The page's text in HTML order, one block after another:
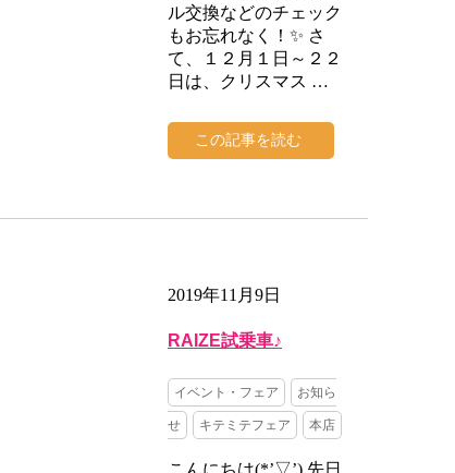
ル交換などのチェック
もお忘れなく！✨ さ
て、１２月１日～２２
日は、クリスマス …
この記事を読む
2019年11月9日
RAIZE試乗車♪
イベント・フェア お知ら
せ キテミテフェア 本店